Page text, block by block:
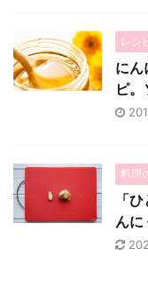
レシ
にん
ピ。
料理
「
んに